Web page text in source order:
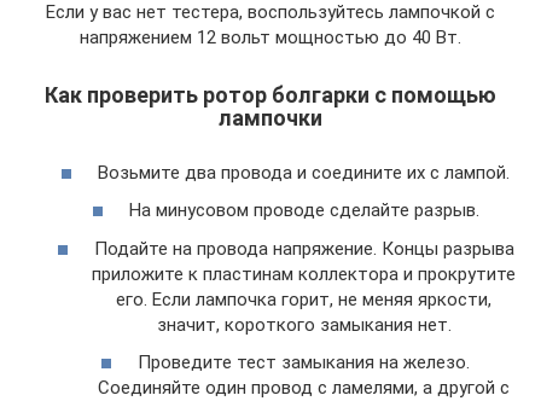
Если у вас нет тестера, воспользуйтесь лампочкой с
напряжением 12 вольт мощностью до 40 Вт.
Как проверить ротор болгарки с помощью
лампочки
Возьмите два провода и соедините их с лампой.
На минусовом проводе сделайте разрыв.
Подайте на провода напряжение. Концы разрыва
приложите к пластинам коллектора и прокрутите
его. Если лампочка горит, не меняя яркости,
значит, короткого замыкания нет.
Проведите тест замыкания на железо.
Соединяйте один провод с ламелями, а другой с